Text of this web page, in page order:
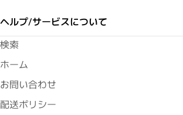
ヘルプ/サービスについて
検索
ホーム
お問い合わせ
配送ポリシー